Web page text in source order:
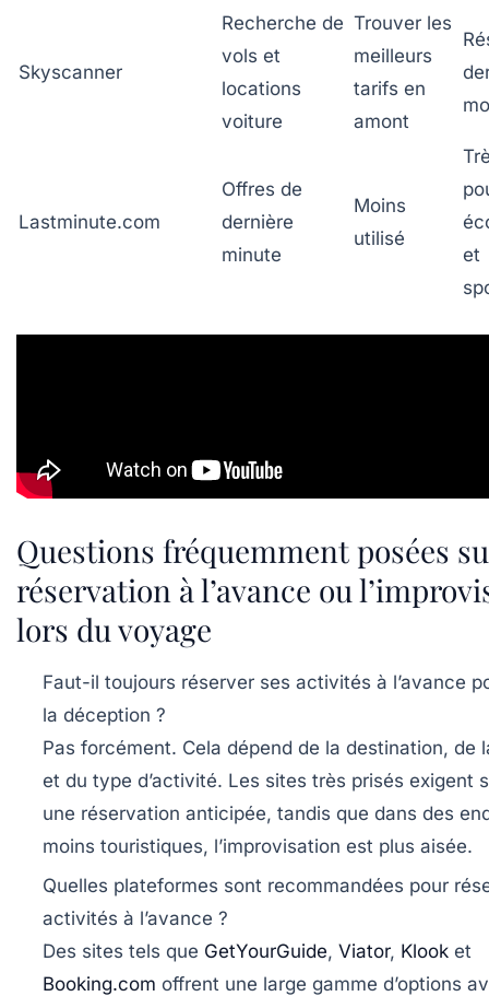
Skyscanner
Recherche de
vols et
locations
voiture
Trouver les
meilleurs
tarifs en
amont
Lastminute.com
Offres de
dernière
minute
Moins
utilisé
et
Questions fréquemment posées
réservation à l’avance ou
lors du voyage
Faut-il toujours réserver ses activités à l’avance
la déception ?
Pas forcément. Cela dépend de la destination, de
et du type d’activité. Les sites très prisés exigent
une réservation anticipée, tandis que dans des
moins touristiques, l’improvisation est plus aisée.
Quelles plateformes sont recommandées pour
activités à l’avance ?
Des sites tels que GetYourGuide, Viator, Klook et
Booking.com offrent une large gamme d’options